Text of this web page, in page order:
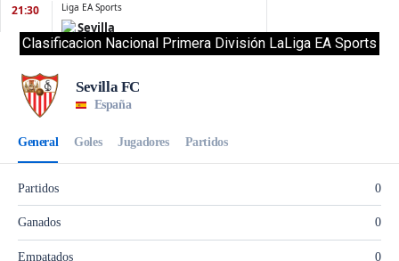
Clasificacion Nacional Primera División LaLiga EA Sports